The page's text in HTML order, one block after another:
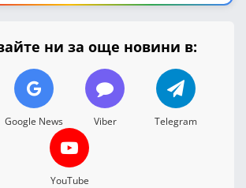
ни за още новини в:
Google News Viber Telegram
YouTube